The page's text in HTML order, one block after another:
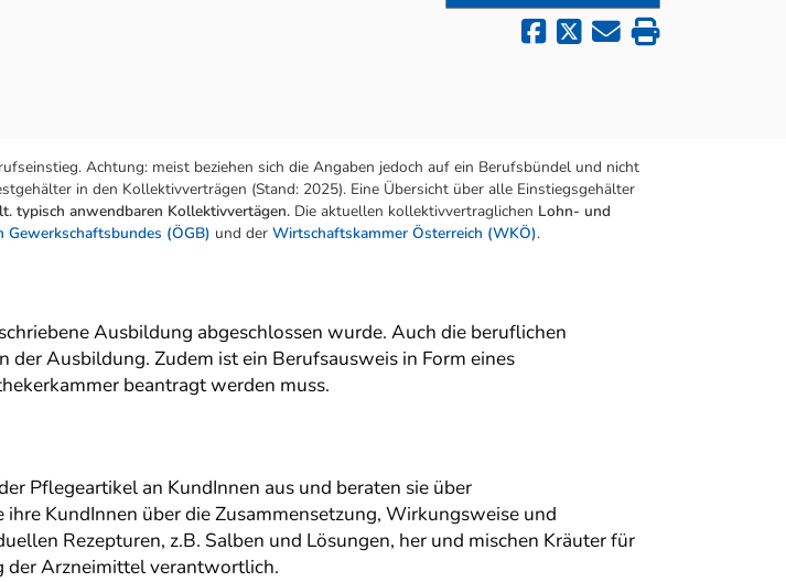
Achtung: meist beziehen sich die Angaben jedoch auf ein Berufsbündel und nicht
in den Kollektivverträgen (Stand: 2025). Eine Übersicht über alle Einstiegsgehälter
typisch anwendbaren Kollektivvertägen. Die aktuellen kollektivvertraglichen Lohn- und
Gewerkschaftsbundes (ÖGB) und der Wirtschaftskammer Österreich (WKÖ).
Ausbildung abgeschlossen wurde. Auch die beruflichen
Ausbildung. Zudem ist ein Berufsausweis in Form eines
beantragt werden muss.
Pflegeartikel an KundInnen aus und beraten sie über
KundInnen über die Zusammensetzung, Wirkungsweise und
Rezepturen, z.B. Salben und Lösungen, her und mischen Kräuter für
der Arzneimittel verantwortlich.